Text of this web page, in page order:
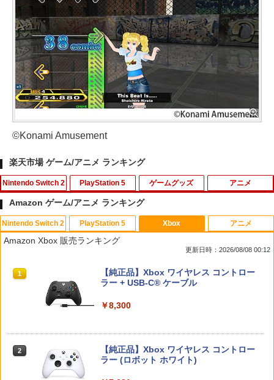
©Konami Amusement
楽天市場 ゲーム/アニメ ランキング
Nintendo Switch 2
1
Switch2 保護フィルム スイッチ2 保護フ
ィルム switch2 フィルム Switch2 ガラ
スフィルム スイッチ2 フィルム ガイド
アクセサリー Nintendo Switch2 ケース
可 透明 ブルーライト カット 99％ FIRM
楽天1位 switch2 保護フィルム【他全機
PlayStation 5
1
【中古】ドラゴンズドグマ 2ソフト:プレ
イステーション5ソフト／アクション・
￥1,910
用） [CFI-ZSM1G PS5 デュアルセンス
エッジ スティックモジュール]
ゲームグッズ アニメ
1
劇場版「鬼滅の刃」無限城編 第一章 猗
窩座再来(通常版)【Blu-ray】 [ 吾峠呼世
￥3,960
￥8,044
Amazon ゲーム/アニメ ランキング
Nintendo Switch 2
1
スプラトゥーン レイダース|オンライン
コード版
￥5,832
スプラトゥーン レイダース -Switch2
PlayStation 5
1
PlayStation 5 デジタル・エディション
日本語専用 Console Language: Japan
Beast of Reincarnation -PS5 【特典】
Xbox
Amazon Xbox 販売ランキング
更新日時：2026/08/08 00:12
1
【純正品】Xbox ワイヤレス コントロー
ラー + USB-C® ケーブル
￥8,300
2
【純正品】Xbox ワイヤレス コントロー
ラー (ロボット ホワイト)
アニメ